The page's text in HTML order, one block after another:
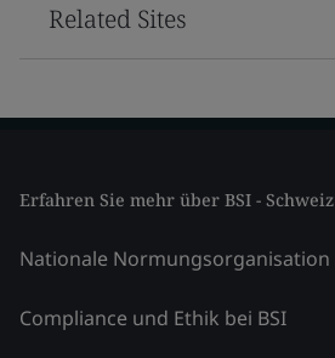
Related Sites
Erfahren Sie mehr über BSI - Schweiz
Nationale Normungsorganisation
Compliance und Ethik bei BSI